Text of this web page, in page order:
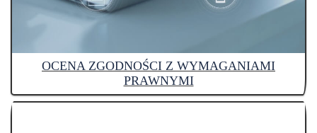
OCENA ZGODNOŚCI Z WYMAGANIAMI
PRAWNYMI